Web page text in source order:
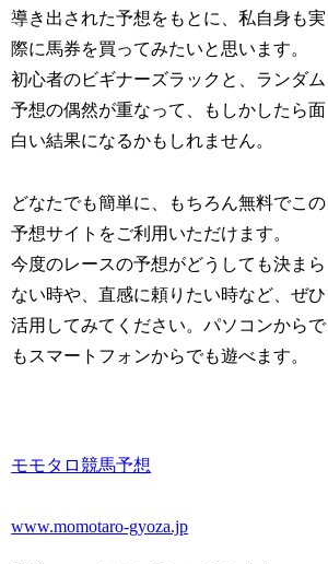
導き出された予想をもとに、私自身も実
際に馬券を買ってみたいと思います。
初心者のビギナーズラックと、ランダム
予想の偶然が重なって、もしかしたら面
白い結果になるかもしれません。
どなたでも簡単に、もちろん無料でこの
予想サイトをご利用いただけます。
今度のレースの予想がどうしても決まら
ない時や、直感に頼りたい時など、ぜひ
活用してみてください。パソコンからで
もスマートフォンからでも遊べます。
モモタロ競馬予想
www.momotaro-gyoza.jp